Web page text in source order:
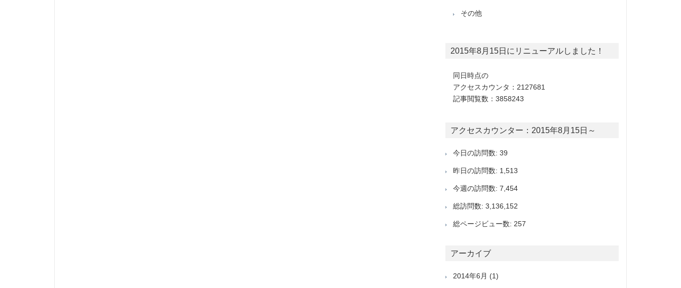
その他
2015年8月15日にリニューアルしました！
同日時点の
アクセスカウンタ：2127681
記事閲覧数：3858243
アクセスカウンター：2015年8月15日～
今日の訪問数: 39
昨日の訪問数: 1,513
今週の訪問数: 7,454
総訪問数: 3,136,152
総ページビュー数: 257
アーカイブ
2014年6月 (1)